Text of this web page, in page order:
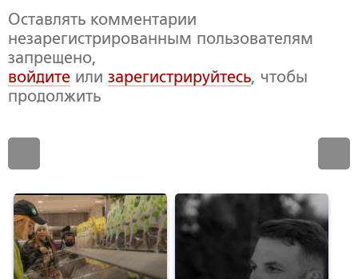
Оставлять комментарии
незарегистрированным пользователям
запрещено,
войдите или зарегистрируйтесь, чтобы
продолжить